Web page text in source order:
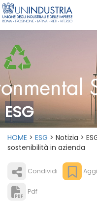
ESG
HOME > ESG > Notizia >
sostenibilità in azienda
Condividi
Pdf